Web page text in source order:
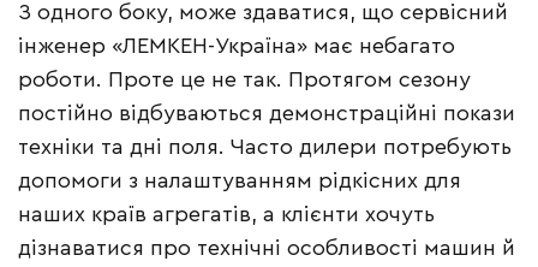
З одного боку, може здаватися, що сервісний
інженер «ЛЕМКЕН-Україна» має небагато
роботи. Проте це не так. Протягом сезону
постійно відбуваються демонстраційні покази
техніки та дні поля. Часто дилери потребують
допомоги з налаштуванням рідкісних для
наших країв агрегатів, а клієнти хочуть
дізнаватися про технічні особливості машин й